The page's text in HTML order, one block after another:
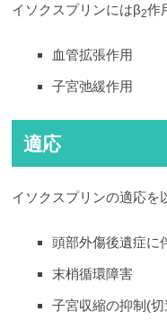
イソクスプリンにはβ2作
血管拡張作用
子宮弛緩作用
適応
イソクスプリンの適応を
頭部外傷後遺症に
末梢循環障害
子宮収縮の抑制(